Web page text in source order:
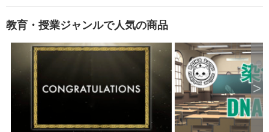
教育・授業ジャンルで人気の商品
>